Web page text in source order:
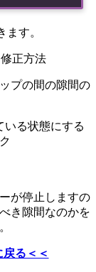
す。
正方法
プの間の隙間の
いる状態にする
が停止しますの
き隙間なのかを
戻る＜＜